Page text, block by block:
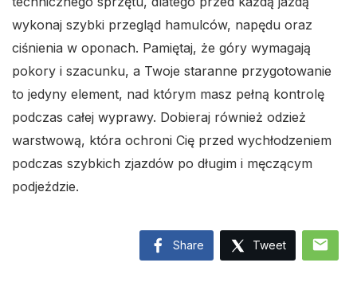
wykonaj szybki przegląd hamulców, napędu oraz
ciśnienia w oponach. Pamiętaj, że góry wymagają
pokory i szacunku, a Twoje staranne przygotowanie
to jedyny element, nad którym masz pełną kontrolę
podczas całej wyprawy. Dobieraj również odzież
warstwową, która ochroni Cię przed wychłodzeniem
podczas szybkich zjazdów po długim i męczącym
podjeździe.
Share Tweet mail